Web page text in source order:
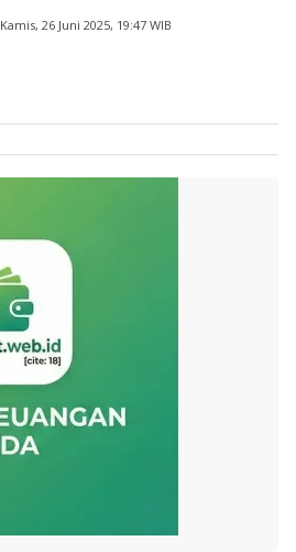
Kamis, 26 Juni 2025, 19:47 WIB